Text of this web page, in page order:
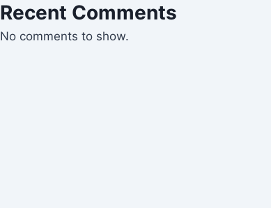
Recent Comments
No comments to show.